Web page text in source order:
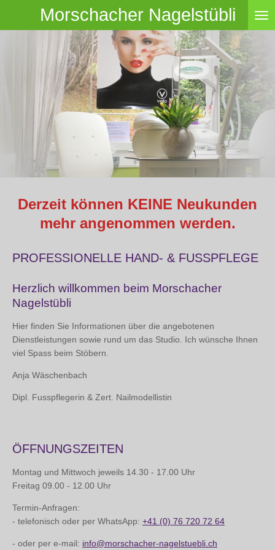
Morschacher Nagelstübli
Derzeit können KEINE Neukunden
mehr angenommen werden.
PROFESSIONELLE HAND- & FUSSPFLEGE
Herzlich willkommen beim Morschacher
Nagelstübli
Hier finden Sie Informationen über die angebotenen
Dienstleistungen sowie rund um das Studio. Ich wünsche Ihnen
viel Spass beim Stöbern.
Anja Wäschenbach
Dipl. Fusspflegerin & Zert. Nailmodellistin
ÖFFNUNGSZEITEN
Montag und Mittwoch jeweils 14.30 - 17.00 Uhr
Freitag 09.00 - 12.00 Uhr
Termin-Anfragen:
- telefonisch oder per WhatsApp: +41 (0) 76 720 72 64
- oder per e-mail: info@morschacher-nagelstuebli.ch